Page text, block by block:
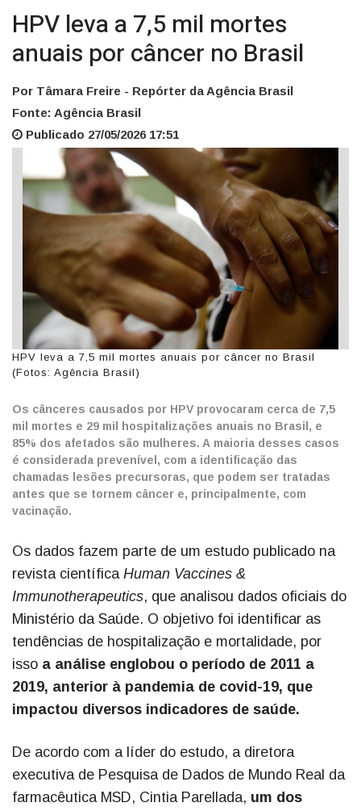
HPV leva a 7,5 mil mortes
anuais por câncer no Brasil
Por Tâmara Freire - Repórter da Agência Brasil
Fonte: Agência Brasil
Publicado 27/05/2026 17:51
HPV leva a 7,5 mil mortes anuais por câncer no Brasil
(Fotos: Agência Brasil)
Os cânceres causados por HPV provocaram cerca de 7,5
mil mortes e 29 mil hospitalizações anuais no Brasil, e
85% dos afetados são mulheres. A maioria desses casos
é considerada prevenível, com a identificação das
chamadas lesões precursoras, que podem ser tratadas
antes que se tornem câncer e, principalmente, com
vacinação.
Os dados fazem parte de um estudo publicado na
revista científica Human Vaccines &
Immunotherapeutics, que analisou dados oficiais do
Ministério da Saúde. O objetivo foi identificar as
tendências de hospitalização e mortalidade, por
isso a análise englobou o período de 2011 a
2019, anterior à pandemia de covid-19, que
impactou diversos indicadores de saúde.
De acordo com a líder do estudo, a diretora
executiva de Pesquisa de Dados de Mundo Real da
farmacêutica MSD, Cintia Parellada, um dos